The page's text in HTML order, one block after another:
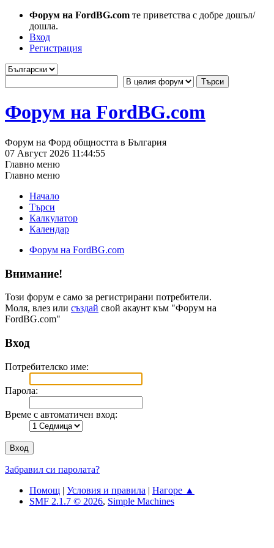
Форум на FordBG.com те приветства с добре дошъл/
дошла.
Вход
Регистрация
Форум на FordBG.com
Форум на Форд общността в България
07 Август 2026 11:44:55
Главно меню
Главно меню
Начало
Търси
Калкулатор
Календар
Форум на FordBG.com
Внимание!
Този форум е само за регистрирани потребители.
Моля, влез или създай свой акаунт към "Форум на
FordBG.com"
Вход
Потребителско име:
Парола:
Време с автоматичен вход:
Забравил си паролата?
Помощ | Условия и правила | Нагоре ▲
SMF 2.1.7 © 2026, Simple Machines